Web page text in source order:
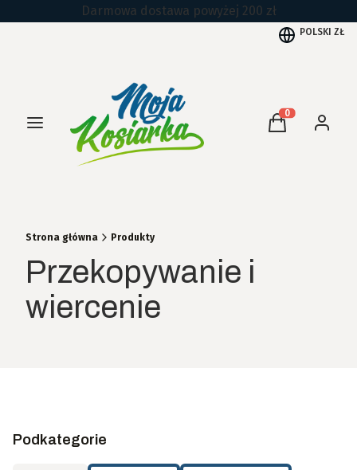
Darmowa dostawa powyżej 200 zł
POLSKI ZŁ
Menu Produkty w
Koszyk Zaloguj
Strona główna Produkty
Przekopywanie i
wiercenie
Podkategorie